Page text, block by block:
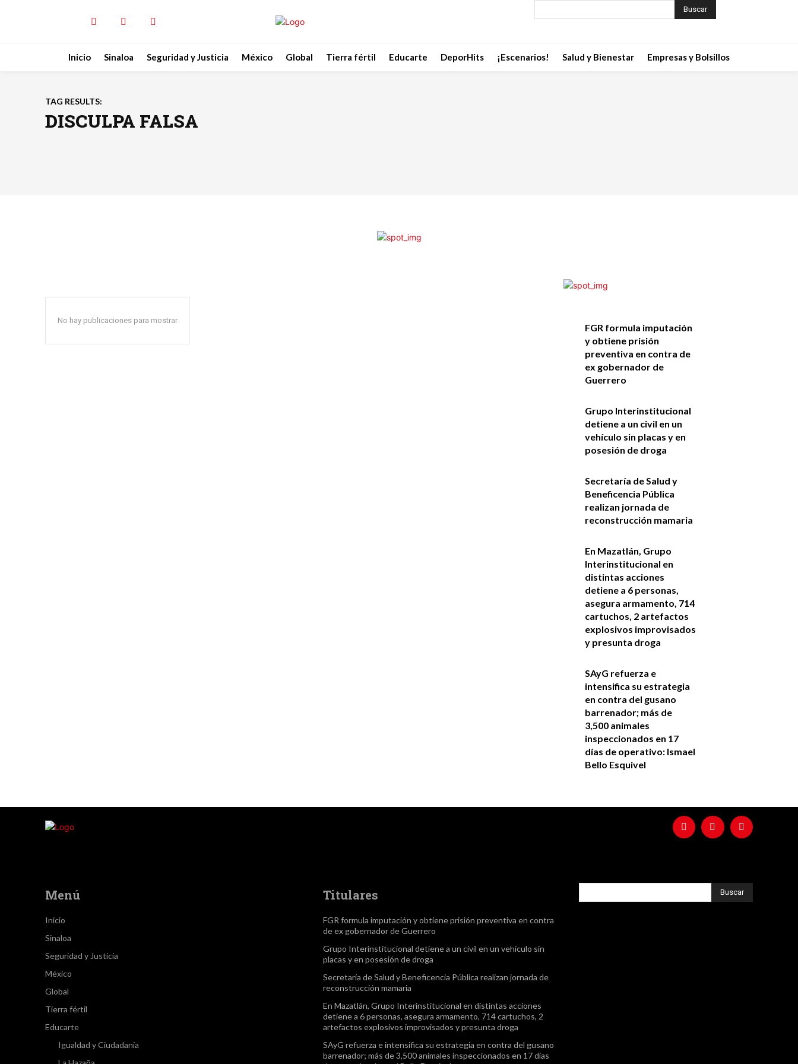
Buscar
Inicio Sinaloa Seguridad y Justicia México Global Tierra fértil Educarte DeporHits ¡Escenarios! Salud y Bienestar Empresas y Bolsillos
TAG RESULTS:
DISCULPA FALSA
No hay publicaciones para mostrar
FGR formula imputación
y obtiene prisión
preventiva en contra de
ex gobernador de
Guerrero
Grupo Interinstitucional
detiene a un civil en un
vehículo sin placas y en
posesión de droga
Secretaría de Salud y
Beneficencia Pública
realizan jornada de
reconstrucción mamaria
En Mazatlán, Grupo
Interinstitucional en
distintas acciones
detiene a 6 personas,
asegura armamento, 714
cartuchos, 2 artefactos
explosivos improvisados
y presunta droga
SAyG refuerza e
intensifica su estrategia
en contra del gusano
barrenador; más de
3,500 animales
inspeccionados en 17
días de operativo: Ismael
Bello Esquivel
Menú
Inicio
Sinaloa
Seguridad y Justicia
México
Global
Tierra fértil
Educarte
Igualdad y Ciudadanía
Titulares
FGR formula imputación y obtiene prisión preventiva en contra
de ex gobernador de Guerrero
Grupo Interinstitucional detiene a un civil en un vehículo sin
placas y en posesión de droga
Secretaría de Salud y Beneficencia Pública realizan jornada de
reconstrucción mamaria
En Mazatlán, Grupo Interinstitucional en distintas acciones
detiene a 6 personas, asegura armamento, 714 cartuchos, 2
artefactos explosivos improvisados y presunta droga
SAyG refuerza e intensifica su estrategia en contra del gusano
barrenador; más de 3,500 animales inspeccionados en 17 días
Buscar